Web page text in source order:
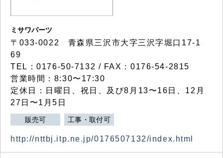
ミサワパーツ
〒033-0022 青森県三沢市大字三沢字堀口17-1
69
TEL：0176-50-7132 / FAX：0176-54-2815
営業時間：8:30〜17:30
定休日：日曜日、祝日、及び8月13〜16日、12月
27日〜1月5日
販売可 工事・取付可
http://nttbj.itp.ne.jp/0176507132/index.html